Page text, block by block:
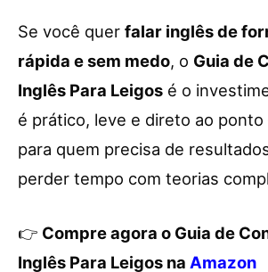
Se você quer falar inglês de
rápida e sem medo, o Guia de
Inglês Para Leigos é o
é prático, leve e direto ao
para quem precisa de
perder tempo com teorias
👉 Compre agora o Guia de
Inglês Para Leigos na Amazon